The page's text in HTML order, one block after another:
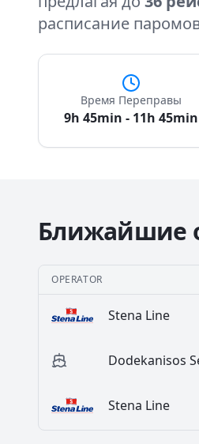
расписание
Время Переправы
9h 45min - 11h 45min
Ближайшие
OPERATOR
Stena Line
Dodekanisos
Stena Line